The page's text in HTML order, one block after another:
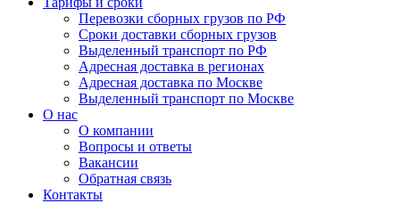
Перевозки сборных грузов по РФ
Сроки доставки сборных грузов
Выделенный транспорт по РФ
Адресная доставка в регионах
Адресная доставка по Москве
Выделенный транспорт по Москве
О нас
О компании
Вопросы и ответы
Вакансии
Обратная связь
Контакты